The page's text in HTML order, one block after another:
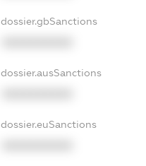
dossier.gbSanctions
dossier.ausSanctions
dossier.euSanctions